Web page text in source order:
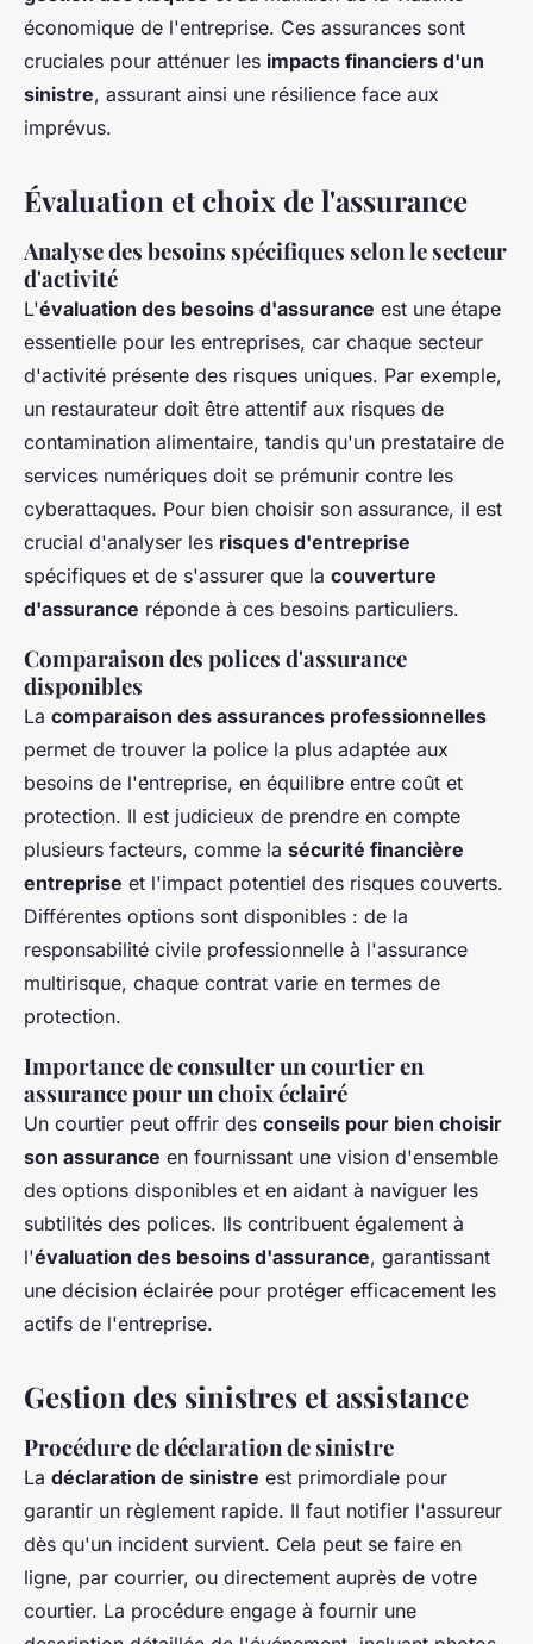
économique de l'entreprise. Ces assurances sont
cruciales pour atténuer les impacts financiers d'un
sinistre, assurant ainsi une résilience face aux
imprévus.
Évaluation et choix de l'assurance
Analyse des besoins spécifiques selon le secteur
d'activité
L'évaluation des besoins d'assurance est une étape
essentielle pour les entreprises, car chaque secteur
d'activité présente des risques uniques. Par exemple,
un restaurateur doit être attentif aux risques de
contamination alimentaire, tandis qu'un prestataire de
services numériques doit se prémunir contre les
cyberattaques. Pour bien choisir son assurance, il est
crucial d'analyser les risques d'entreprise
spécifiques et de s'assurer que la couverture
d'assurance réponde à ces besoins particuliers.
Comparaison des polices d'assurance
disponibles
La comparaison des assurances professionnelles
permet de trouver la police la plus adaptée aux
besoins de l'entreprise, en équilibre entre coût et
protection. Il est judicieux de prendre en compte
plusieurs facteurs, comme la sécurité financière
entreprise et l'impact potentiel des risques couverts.
Différentes options sont disponibles : de la
responsabilité civile professionnelle à l'assurance
multirisque, chaque contrat varie en termes de
protection.
Importance de consulter un courtier en
assurance pour un choix éclairé
Un courtier peut offrir des conseils pour bien choisir
son assurance en fournissant une vision d'ensemble
des options disponibles et en aidant à naviguer les
subtilités des polices. Ils contribuent également à
l'évaluation des besoins d'assurance, garantissant
une décision éclairée pour protéger efficacement les
actifs de l'entreprise.
Gestion des sinistres et assistance
Procédure de déclaration de sinistre
La déclaration de sinistre est primordiale pour
garantir un règlement rapide. Il faut notifier l'assureur
dès qu'un incident survient. Cela peut se faire en
ligne, par courrier, ou directement auprès de votre
courtier. La procédure engage à fournir une